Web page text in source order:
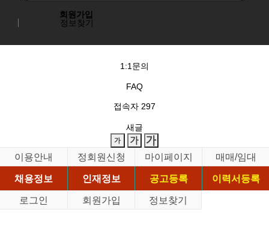
회원가입
정보찾기
1:1문의
FAQ
접속자 297
새글
이용안내 정회원신청 마이페이지
매매/임대
채용정보
인재정보 공고등록
이력서등록
로그인
회원가입 정보찾기